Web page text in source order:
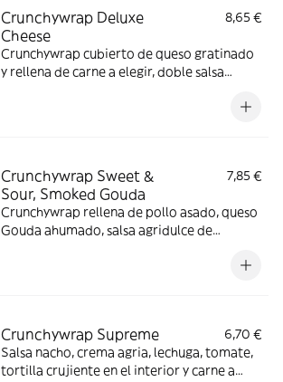
Crunchywrap Deluxe
Cheese
8,65 €
Crunchywrap cubierto de queso gratinado
y rellena de carne a elegir, doble salsa
Crunchywrap Sweet &
Sour, Smoked Gouda
7,85 €
Crunchywrap rellena de pollo asado, queso
Gouda ahumado, salsa agridulce de
Crunchywrap Supreme
6,70 €
Salsa nacho, crema agria, lechuga, tomate,
tortilla crujiente en el interior y carne a